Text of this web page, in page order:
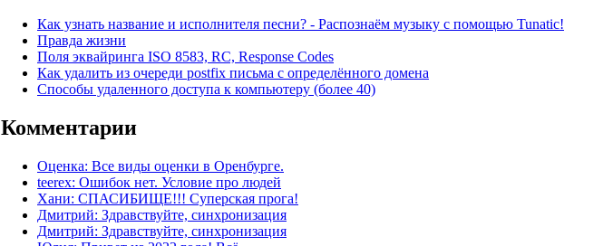
Как узнать название и исполнителя песни? - Распознаём музыку с помощью Tunatic!
Правда жизни
Поля эквайринга ISO 8583, RC, Response Codes
Как удалить из очереди postfix письма с определённого домена
Способы удаленного доступа к компьютеру (более 40)
Комментарии
Оценка: Все виды оценки в Оренбурге.
teerex: Ошибок нет. Условие про людей
Хани: СПАСИБИЩЕ!!! Суперская прога!
Дмитрий: Здравствуйте, синхронизация
Дмитрий: Здравствуйте, синхронизация